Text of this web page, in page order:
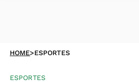
HOME>ESPORTES
ESPORTES